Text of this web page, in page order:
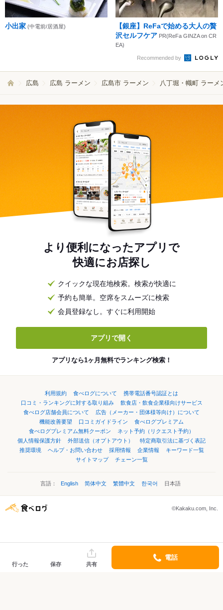
小出家 (中電前/居酒屋)
【銀座】ReFaで始める大人の贅
沢セルフケア PR(ReFa GINZA on CR
EA)
Recommended by
広島 広島 ラーメン 広島市 ラーメン 八丁堀・幟町 ラーメ
より便利になったアプリで
快適にお店探し
クイックな現在地検索。検索が快適に
予約も簡単。空席をスムーズに検索
会員登録なし。すぐに利用開始
アプリで開く
アプリなら1ヶ月無料でランキング検索！
利用規約 食べログについて
携帯電話番号認証とは
口コミ・ランキングに対する取り組み
飲食店・飲食企業様向けサービス
食べログ店舗会員について
広告（メーカー・団体様等向け）について
機能改善要望
口コミガイドライン
食べログプレミアム
食べログプレミアム無料クーポン
ネット予約（リクエスト予約）
個人情報保護方針
外部送信（オプトアウト）
特定商取引法に基づく表記
推奨環境
ヘルプ・お問い合わせ 採用情報 企業情報
キーワード一覧
サイトマップ
チェーン一覧
言語： English 简体中文 繁體中文 한국어 日本語
©Kakaku.com, Inc.
行った 保存 共有
電話